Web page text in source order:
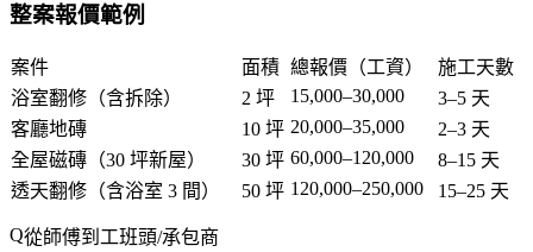
整案報價範例
案件 面積 總報價（工資）
施工天數
浴室翻修（含拆除）
2 坪 15,000–30,000
3–5 天
客廳地磚
10 坪 20,000–35,000
2–3 天
全屋磁磚（30 坪新屋）
30 坪 60,000–120,000
8–15 天
透天翻修（含浴室 3 間）
50 坪 120,000–250,000 15–25 天
從師傅到工班頭/承包商